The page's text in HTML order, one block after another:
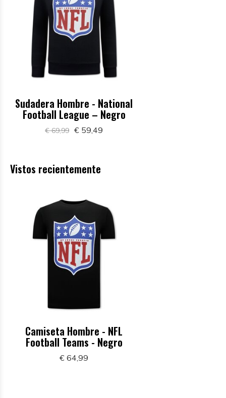
Sudadera Hombre - National
Football League – Negro
€ 69,99 € 59,49
Vistos recientemente
Camiseta Hombre - NFL
Football Teams - Negro
€ 64,99